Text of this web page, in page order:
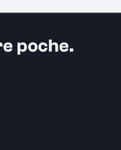
poche.